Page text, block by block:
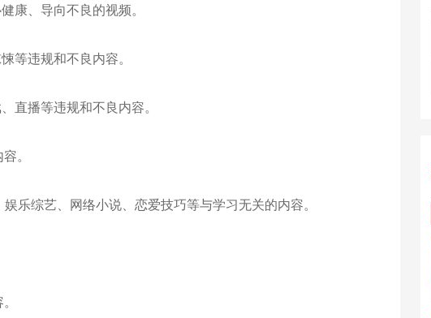
康、导向不良的视频。
等违规和不良内容。
直播等违规和不良内容。
。
娱乐综艺、网络小说、恋爱技巧等与学习无关的内容。